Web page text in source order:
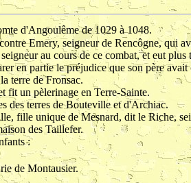
d'Angoulême de 1029 à 1048.
Emery, seigneur de Rencôgne, qui
au cours de ce combat, et eut plus
en partie le préjudice que son père
terre de Fronsac.
fit un pèlerinage en Terre-Sainte.
des terres de Bouteville et d'Archiac.
fille unique de Mesnard, dit le Riche,
des Taillefer.
:
de Montausier.